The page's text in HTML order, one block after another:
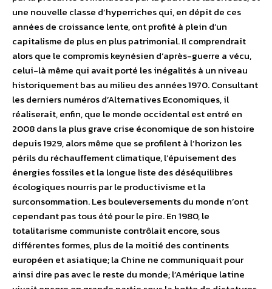
une nouvelle classe d’hyperriches qui, en dépit de ces
années de croissance lente, ont profité à plein d’un
capitalisme de plus en plus patrimonial. Il comprendrait
alors que le compromis keynésien d’après-guerre a vécu,
celui-là même qui avait porté les inégalités à un niveau
historiquement bas au milieu des années 1970. Consultant
les derniers numéros d’Alternatives Economiques, il
réaliserait, enfin, que le monde occidental est entré en
2008 dans la plus grave crise économique de son histoire
depuis 1929, alors même que se profilent à l’horizon les
périls du réchauffement climatique, l’épuisement des
énergies fossiles et la longue liste des déséquilibres
écologiques nourris par le productivisme et la
surconsommation. Les bouleversements du monde n’ont
cependant pas tous été pour le pire. En 1980, le
totalitarisme communiste contrôlait encore, sous
différentes formes, plus de la moitié des continents
européen et asiatique; la Chine ne communiquait pour
ainsi dire pas avec le reste du monde; l’Amérique latine